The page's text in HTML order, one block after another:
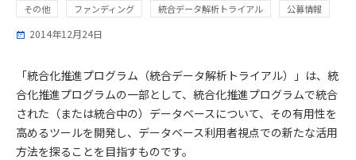
その他 ファンディング 統合データ解析トライアル 公募情報
2014年12月24日
「統合化推進プログラム（統合データ解析トライアル）」は、統
合化推進プログラムの一部として、統合化推進プログラムで統合
された（または統合中の）データベースについて、その有用性を
高めるツールを開発し、データベース利用者視点での新たな活用
方法を探ることを目指すものです。